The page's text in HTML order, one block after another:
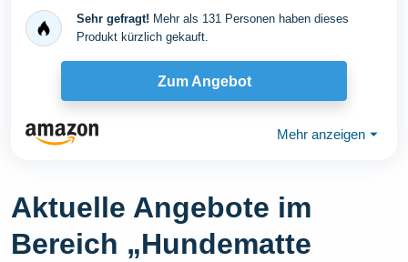
Sehr gefragt! Mehr als 131 Personen haben dieses
Produkt kürzlich gekauft.
Zum Angebot
Mehr anzeigen ⏷
Aktuelle Angebote im
Bereich „Hundematte